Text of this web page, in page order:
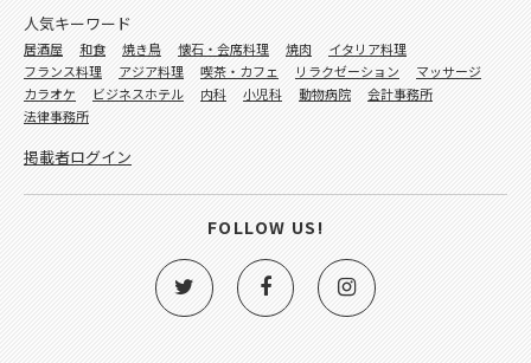
人気キーワード
居酒屋 和食 焼き鳥 懐石・会席料理 焼肉
イタリア料理
フランス料理
アジア料理 喫茶・カフェ リラクゼーション
マッサージ
カラオケ
ビジネスホテル 内科 小児科 動物病院
会計事務所
法律事務所
掲載者ログイン
FOLLOW US!